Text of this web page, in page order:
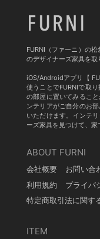
FURNI（ファーニ）の
のデザイナーズ家具を取
iOS/Androidアプリ【
使うことでFURNIで取
の部屋に置いてみるこ
ンテリアがご自分のお
いただけます。インテ
ーズ家具を見つけて、家
ABOUT FURNI
会社概要 お問い合
利用規約
プライバ
特定商取引法に関す
ITEM